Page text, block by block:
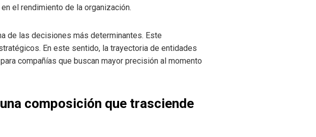
el rendimiento de la organización.
de las decisiones más determinantes. Este
En este sentido, la trayectoria de entidades
compañías que buscan mayor precisión al momento
composición que trasciende